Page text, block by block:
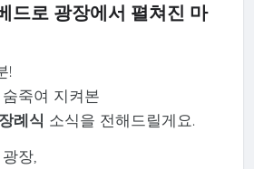
드로 광장에서 펼쳐진 마
!
죽여 지켜본
례식 소식을 전해드릴게요.
장,